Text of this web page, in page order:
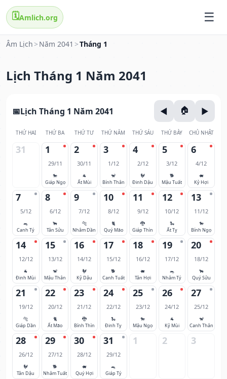
🗓️Amlich.org
Âm Lịch > Năm 2041 >Tháng 1
Lịch Tháng 1 Năm 2041
Lịch Tháng 1 Năm 2041
THỨ HAI THỨ BA THỨ TƯ THỨ NĂM THỨ SÁU THỨ BẢY CHỦ NHẬT
31 1
29/11
🐎
Giáp Ngọ
2
30/11
🐐
Ất Mùi
3
1/12
🐒
Bính Thân
4
2/12
🐓
Đinh Dậu
5
3/12
🐕
Mậu Tuất
6
4/12
🐖
Kỷ Hợi
7
5/12
🐀
Canh Tý
8
6/12
🐂
Tân Sửu
9
7/12
🐅
Nhâm Dần
10
8/12
🐈
Quý Mão
11
9/12
🐉
Giáp Thìn
12
10/12
🐍
Ất Tỵ
13
11/12
🐎
Bính Ngọ
14
12/12
🐐
Đinh Mùi
15
13/12
🐒
Mậu Thân
16
14/12
🐓
Kỷ Dậu
17
15/12
🐕
Canh Tuất
18
16/12
🐖
Tân Hợi
19
17/12
🐀
Nhâm Tý
20
18/12
🐂
Quý Sửu
21
19/12
🐅
Giáp Dần
22
20/12
🐈
Ất Mão
23
21/12
🐉
Bính Thìn
24
22/12
🐍
Đinh Tỵ
25
23/12
🐎
Mậu Ngọ
26
24/12
🐐
Kỷ Mùi
27
25/12
🐒
Canh Thân
28
26/12
🐓
Tân Dậu
29
27/12
🐕
Nhâm Tuất
30
28/12
🐖
Quý Hợi
31
29/12
🐀
Giáp Tý
1 2 3